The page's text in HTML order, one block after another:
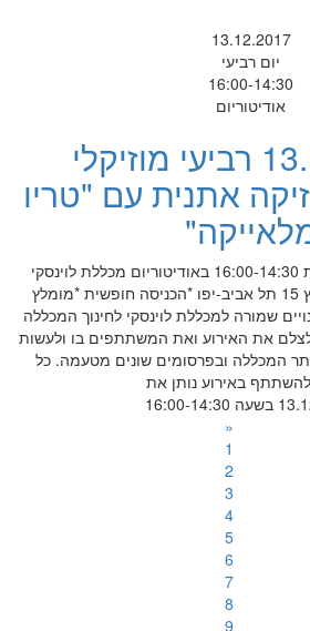
13.12.2017
יום רביעי
16:00-14:30
אודיטוריום
13.12.2017 רביעי מוזיקלי
אתנית עם "טריו
רביעי 13.12.2017 בשעות 16:00-14:30 באודיטוריום מכללת לוינסקי
לחינוך רחוב שושנה פרסיץ 15 תל אביב-יפו *הכניסה חופשית *מומלץ
שמורה למכללת לוינסקי לחינוך המכללה
את האירוע ואת המשתתפים בו ולעשות
המכללה ובפרסומים שונים מטעמה. כל
באירוע נותן את
14:30
«
1
2
3
4
5
6
7
8
9